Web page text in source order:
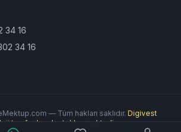
34 16
34 16
— Tüm hakları saklıdır. Digivest
tarafından desteklenmektedir.